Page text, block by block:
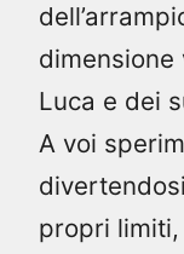
Luca e dei
A voi
propri